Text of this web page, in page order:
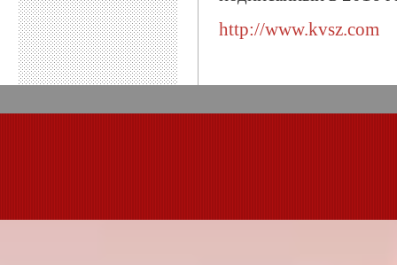
http://www.kvsz.com